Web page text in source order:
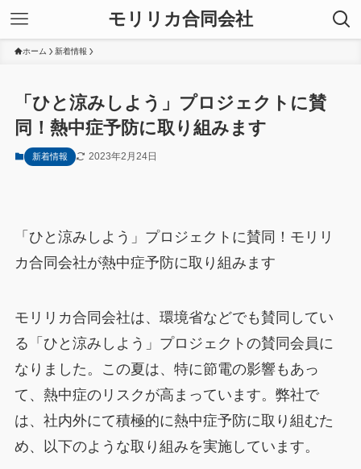
モリリカ合同会社
ホーム 新着情報
「ひと涼みしよう」プロジェクトに賛
同！熱中症予防に取り組みます
新着情報 2023年2月24日
「ひと涼みしよう」プロジェクトに賛同！モリリ
カ合同会社が熱中症予防に取り組みます
モリリカ合同会社は、環境省などでも賛同してい
る「ひと涼みしよう」プロジェクトの賛同会員に
なりました。この夏は、特に節電の影響もあっ
て、熱中症のリスクが高まっています。弊社で
は、社内外にて積極的に熱中症予防に取り組むた
め、以下のような取り組みを実施しています。